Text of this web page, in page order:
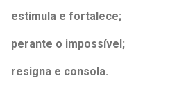
estimula e fortalece;
perante o impossível;
resigna e consola.